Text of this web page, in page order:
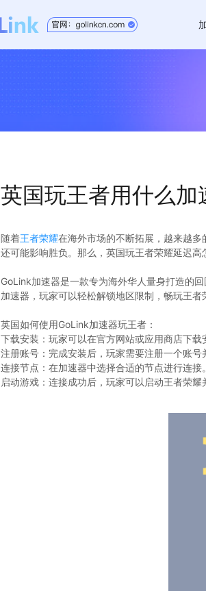
英国玩王者用什么
随着王者荣耀在海外市场的不断拓展，越来越
还可能影响胜负。那么，英国玩王者荣耀延迟
GoLink加速器是一款专为海外华人量身打造的
加速器，玩家可以轻松解锁地区限制，畅玩王者
英国如何使用GoLink加速器玩王者：
下载安装：玩家可以在官方网站或应用商店下载
注册账号：完成安装后，玩家需要注册一个账号
连接节点：在加速器中选择合适的节点进行连接。
启动游戏：连接成功后，玩家可以启动王者荣